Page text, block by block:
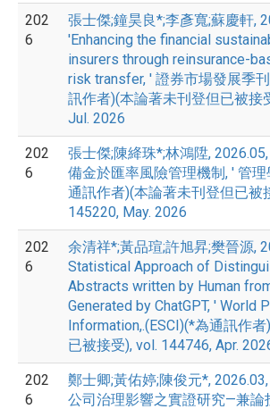
202
6
張士傑;鐘昊良*;李彥寬;蘇慶軒,
'Enhancing the financial
insurers through reinsurance-
risk transfer, ' 證券市場發展季
訊作者)(本論著未刊登但已被接
Jul. 2026
202
6
張士傑;陳絳珠*;林鴻陞,
備金於匯率風險管理機制, ' 管理
通訊作者)(本論著未刊登但已被
145220, May. 2026
202
6
余清祥*;黃品瑄;許旭昇;樊晉源,
Statistical Approach of
Abstracts written by Human
Generated by ChatGPT, ' World
Information,.(ESCI)(*為通訊作
已被接受), vol. 144746, Apr.
202
6
鄭士卿;黃佑婷;陳俊元*,
公司治理影響之實證研究—兼論